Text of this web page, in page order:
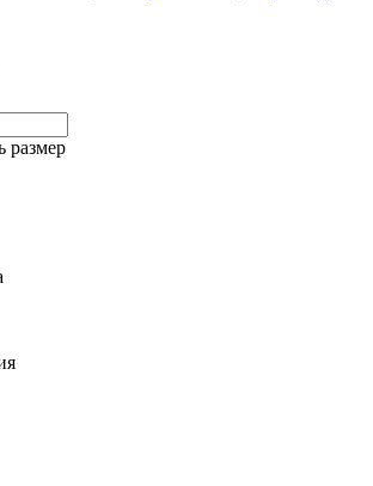
размер